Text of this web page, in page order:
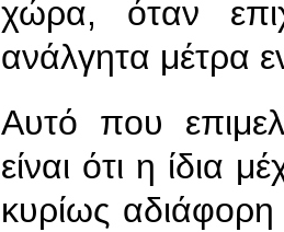
χώρα, όταν
ανάλγητα μέτρα
Αυτό που
είναι ότι η ίδια
κυρίως αδιάφορη